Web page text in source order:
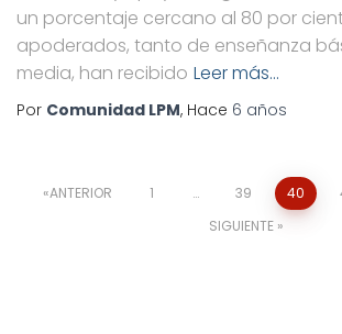
un porcentaje cercano al 80 por
apoderados, tanto de enseñanza
media, han recibido Leer más…
Por Comunidad LPM, Hace 6 años
ANTERIOR 1 … 39 40
SIGUIENTE